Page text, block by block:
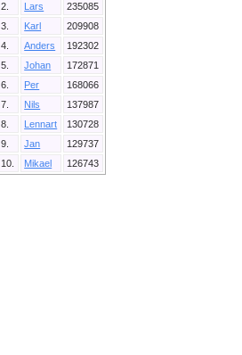
2.
Lars
235085
3.
Karl
209908
4.
Anders
192302
5.
Johan
172871
6.
Per
168066
7.
Nils
137987
8.
Lennart
130728
9.
Jan
129737
10.
Mikael 126743